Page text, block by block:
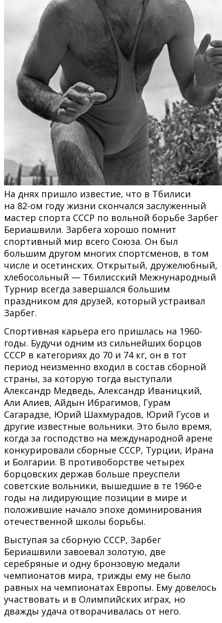
На днях пришло известие, что в Тбилиси
на 82-ом году жизни скончался заслуженный
мастер спорта СССР по вольной борьбе Зарбег
Бериашвили. Зарбега хорошо помнит
спортивный мир всего Союза. Он был
большим другом многих спортсменов, в том
числе и осетинских. Открытый, дружелюбный,
хлебосольный — Тбилисский Межнународный
Турнир всегда завершался большим
праздником для друзей, который устраивал
Зарбег.
Спортивная карьера его пришлась на 1960-
годы. Будучи одним из сильнейших борцов
СССР в категориях до 70 и 74 кг, он в тот
период неизменно входил в состав сборной
страны, за которую тогда выступали
Александр Медведь, Александр Иваницкий,
Али Алиев, Айдын Ибрагимов, Гурам
Сагарадзе, Юрий Шахмурадов, Юрий Гусов и
другие известные вольники. Это было время,
когда за господство на международной арене
конкурировали сборные СССР, Турции, Ирана
и Болгарии. В противоборстве четырех
борцовских держав больше преуспели
советские вольники, вышедшие в те 1960-е
годы на лидирующие позиции в мире и
положившие начало эпохе доминирования
отечественной школы борьбы.
Выступая за сборную СССР, Зарбег
Бериашвили завоевал золотую, две
серебряные и одну бронзовую медали
чемпионатов мира, трижды ему не было
равных на чемпионатах Европы. Ему довелось
участвовать и в Олимпийских играх, но
дважды удача отворачивалась от него.